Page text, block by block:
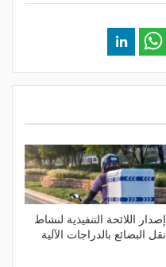
إصدار اللائحة التنفيذية لنشاط
نقل البضائع بالدراجات الآلية